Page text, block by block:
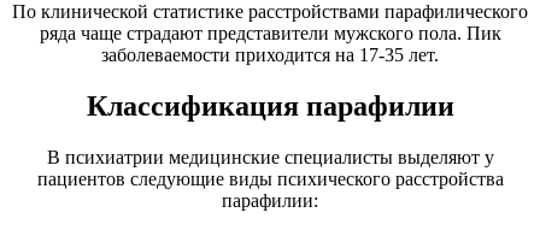
По клинической статистике расстройствами парафилического
ряда чаще страдают представители мужского пола. Пик
заболеваемости приходится на 17-35 лет.
Классификация парафилии
В психиатрии медицинские специалисты выделяют у
пациентов следующие виды психического расстройства
парафилии: